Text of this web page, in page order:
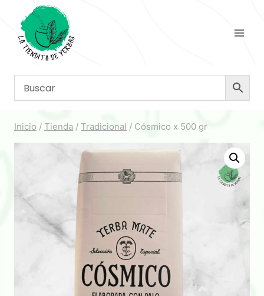
contenido
Inicio / Tienda / Tradicional / Cósmico x 500 gr